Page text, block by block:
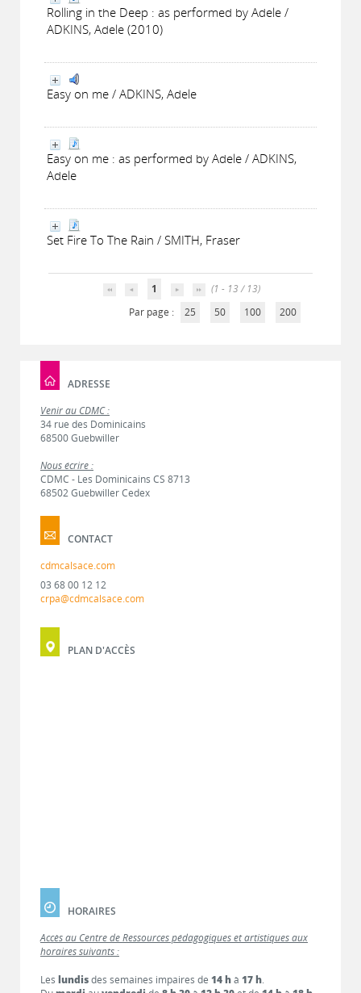
Rolling in the Deep : as performed by Adele /
ADKINS, Adele (2010)
Easy on me / ADKINS, Adele
Easy on me : as performed by Adele / ADKINS,
Adele
Set Fire To The Rain / SMITH, Fraser
1
(1 - 13 / 13)
Par page :
25 50 100 200
ADRESSE
Venir au CDMC :
34 rue des Dominicains
68500 Guebwiller
Nous écrire :
CDMC - Les Dominicains CS 8713
68502 Guebwiller Cedex
CONTACT
cdmcalsace.com
03 68 00 12 12
crpa@cdmcalsace.com
PLAN D'ACCÈS
HORAIRES
Accès au Centre de Ressources pédagogiques et artistiques aux
horaires suivants :
Les lundisdes semaines impaires de 14 hà 17 h.